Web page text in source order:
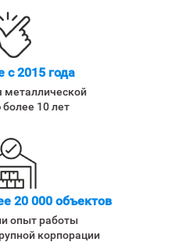
с 2015 года
10 лет
20 000 объектов
опыт работы
корпорации